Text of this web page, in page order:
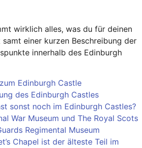
wirklich alles, was du für deinen
samt einer kurzen Beschreibung der
innerhalb des Edinburgh
Edinburgh Castle
des Edinburgh Castles
sonst noch im Edinburgh Castles?
War Museum und The Royal Scots
Regimental Museum
Chapel ist der älteste Teil im